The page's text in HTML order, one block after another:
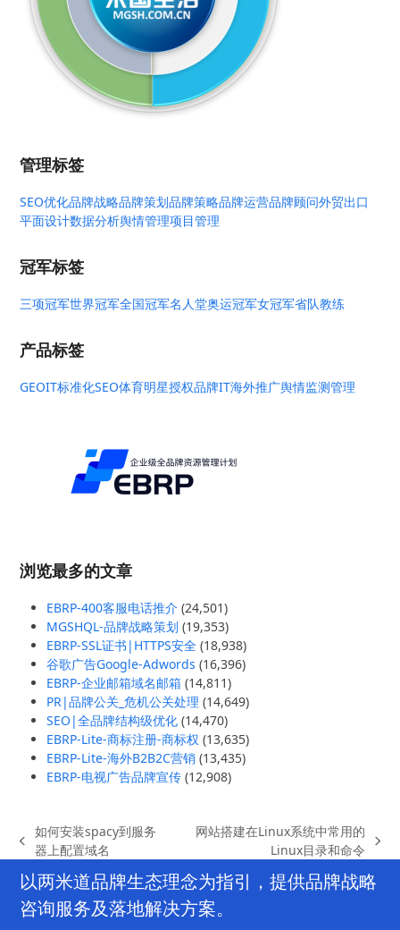
管理标签
SEO优化品牌战略品牌策划品牌策略品牌运营品牌顾问外贸出口
平面设计数据分析舆情管理项目管理
冠军标签
三项冠军世界冠军全国冠军名人堂奥运冠军女冠军省队教练
产品标签
GEOIT标准化SEO体育明星授权品牌IT海外推广舆情监测管理
浏览最多的文章
EBRP-400客服电话推介 (24,501)
MGSHQL-品牌战略策划 (19,353)
EBRP-SSL证书|HTTPS安全 (18,938)
谷歌广告Google-Adwords (16,396)
EBRP-企业邮箱域名邮箱 (14,811)
PR|品牌公关_危机公关处理 (14,649)
SEO|全品牌结构级优化 (14,470)
EBRP-Lite-商标注册-商标权 (13,635)
EBRP-Lite-海外B2B2C营销 (13,435)
EBRP-电视广告品牌宣传 (12,908)
previous
如何安装spacy到服务
器上配置域名
网站搭建在Linux系统中常用的
Linux目录和命令
以两米道品牌生态理念为指引，提供品牌战略
咨询服务及落地解决方案。